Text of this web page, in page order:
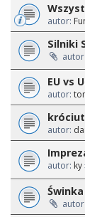
autor:
Silniki
autor:
EU vs
autor:
autor:
autor: ky
autor: